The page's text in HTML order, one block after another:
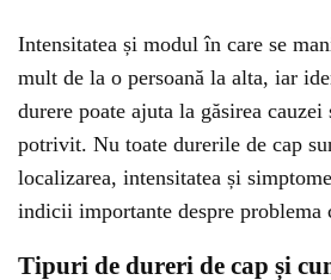
Intensitatea și modul în care se
mult de la o persoană la alta, iar
durere poate ajuta la găsirea
potrivit. Nu toate durerile de cap
localizarea, intensitatea și
indicii importante despre problema
Tipuri de dureri de cap și